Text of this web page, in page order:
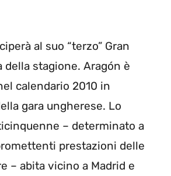
al suo “terzo” Gran
della stagione. Aragón è
calendario 2010 in
gara ungherese. Lo
– determinato a
prestazioni delle
– abita vicino a Madrid e